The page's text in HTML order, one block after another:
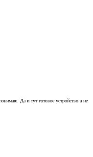
Да и тут готовое устройство а не